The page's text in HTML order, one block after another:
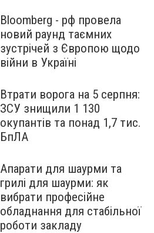
Bloomberg - рф провела
новий раунд таємних
зустрічей з Європою щодо
війни в Україні
Втрати ворога на 5 серпня:
ЗСУ знищили 1 130
окупантів та понад 1,7 тис.
БпЛА
Апарати для шаурми та
грилі для шаурми: як
вибрати професійне
обладнання для стабільної
роботи закладу